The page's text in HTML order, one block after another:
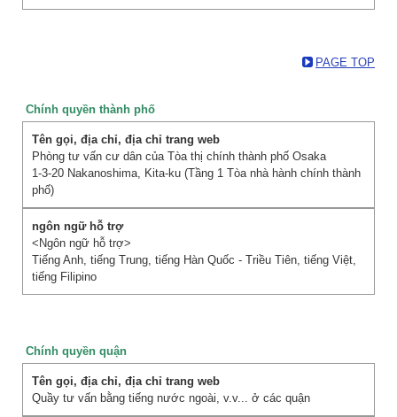
PAGE TOP
Chính quyền thành phố
Phòng tư vấn cư dân của Tòa thị chính thành phố Osaka
1-3-20 Nakanoshima, Kita-ku (Tầng 1 Tòa nhà hành chính thành
phố)
<Ngôn ngữ hỗ trợ>
Tiếng Anh, tiếng Trung, tiếng Hàn Quốc - Triều Tiên, tiếng Việt,
tiếng Filipino
Chính quyền quận
Quầy tư vấn bằng tiếng nước ngoài, v.v... ở các quận